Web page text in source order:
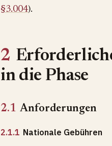
§3.004).
2
in die Phase
2.1 Anforderungen
2.1.1 Nationale Gebühren